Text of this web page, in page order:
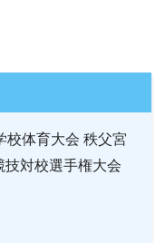
校体育大会 秩父宮
対校選手権大会